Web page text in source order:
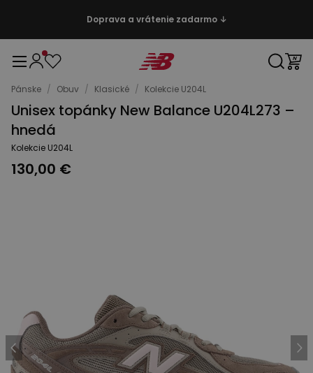
Doprava a vrátenie zadarmo ↓
Pánske / Obuv / Klasické / Kolekcie U204L
Unisex topánky New Balance U204L273 –
hnedá
Kolekcie U204L
130,00 €